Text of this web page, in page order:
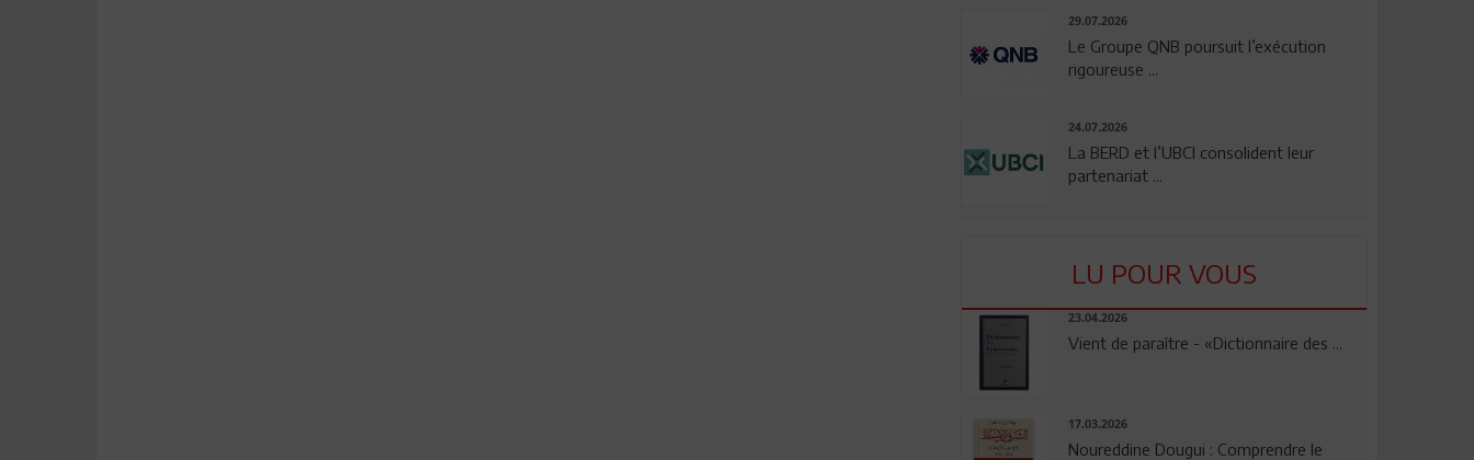
29.07.2026
Le Groupe QNB poursuit l’exécution
rigoureuse ...
24.07.2026
La BERD et l’UBCI consolident leur
partenariat ...
LU POUR VOUS
23.04.2026
Vient de paraître - «Dictionnaire des ...
17.03.2026
Noureddine Dougui : Comprendre le